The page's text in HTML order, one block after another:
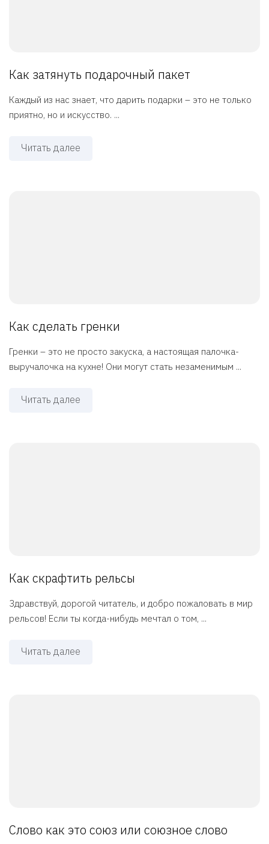
Как затянуть подарочный пакет
Каждый из нас знает, что дарить подарки – это не только
приятно, но и искусство. ...
Читать далее
Как сделать гренки
Гренки – это не просто закуска, а настоящая палочка-
выручалочка на кухне! Они могут стать незаменимым ...
Читать далее
Как скрафтить рельсы
Здравствуй, дорогой читатель, и добро пожаловать в мир
рельсов! Если ты когда-нибудь мечтал о том, ...
Читать далее
Слово как это союз или союзное слово